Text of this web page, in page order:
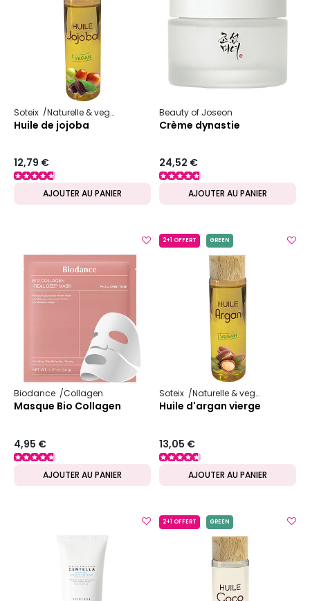
Soteix Naturelle & vegan Huile végétale
Huile de jojoba
12,79 €
AJOUTER AU PANIER
Beauty of Joseon
Crème dynastie
24,52 €
AJOUTER AU PANIER
Biodance Collagen
Masque Bio Collagen
4,95 €
AJOUTER AU PANIER
2+1 OFFERT GREEN
Soteix Naturelle & vegan
Huile d'argan vierge
13,05 €
AJOUTER AU PANIER
2+1 OFFERT GREEN